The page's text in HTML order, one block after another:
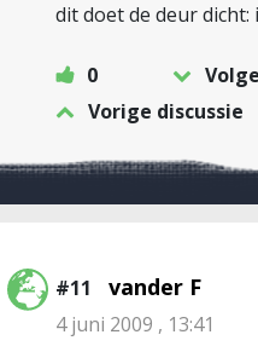
dit doet de deur dicht:
0
Vorige discussie
#11 vander F
4 juni 2009 , 13:41